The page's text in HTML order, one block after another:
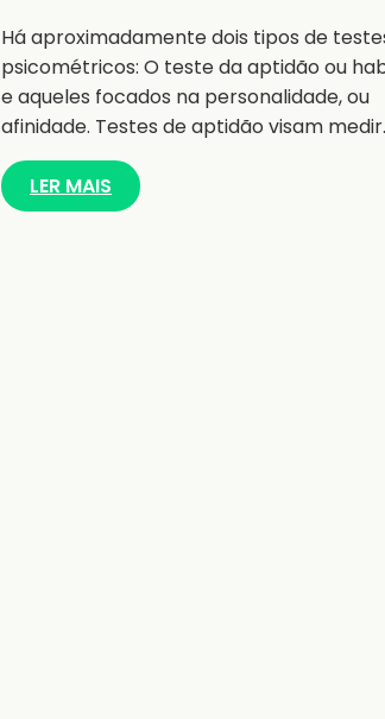
Há aproximadamente dois tipos de
psicométricos: O teste da aptidão ou
e aqueles focados na personalidade, ou
afinidade. Testes de aptidão visam
LER MAIS